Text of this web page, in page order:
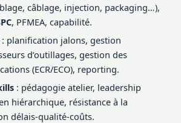
câblage, injection, packaging…),
, PFMEA, capabilité.
: planification jalons, gestion
d’outillages, gestion des
(ECR/ECO), reporting.
: pédagogie atelier, leadership
hiérarchique, résistance à la
délais-qualité-coûts.